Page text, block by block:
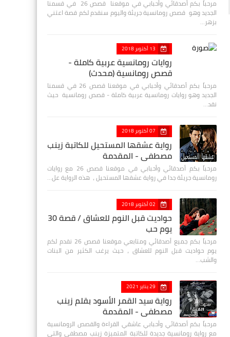
مرحباً بكم أصدقائي وأحبابي في موقعنا قصص 26 في قسمنا
الجديد وهو قصص رومانسية جريئة واليوم سنقدم لكم قصة اعتني
بزهر…
13 أكتوبر 2018
روايات رومانسية عربية كاملة -
قصص رومانسية (محدث)
مرحباً بكم أصدقائي وأحبابي في موقعنا قصص 26 في قسمنا
الجديد وهو روايات رومانسية عربية كاملة - قصص رومانسية حيث
نقد…
07 أكتوبر 2018
رواية عشقها المستحيل للكاتبة زينب
مصطفي - المقدمة
مرحباً بكم أصدقائي وأحبابي في موقعنا قصص 26 مع روايات
رومانسية جريئة جدا في رواية عشقها المستحيل ، هذه الرواية عل…
02 أكتوبر 2018
حواديت قبل النوم للعشاق / قصة 30
يوم حب
مرحباً بكم جميع أصدقائي ومتابعي موقعنا قصص 26 نقدم لكم
يوم حواديت قبل النوم للعشاق ، حيث يرغب الكثير من البنات
والشب…
29 يناير 2021
رواية سيد القمر الأسود بقلم زينب
مصطفي - المقدمة
مرحباً بكم أصدقائي وأحبابي عاشقي القراءة والقصص الرومانسية
مع رواية رومانسية جديدة للكاتبة المتميزة زينب مصطفى والتي